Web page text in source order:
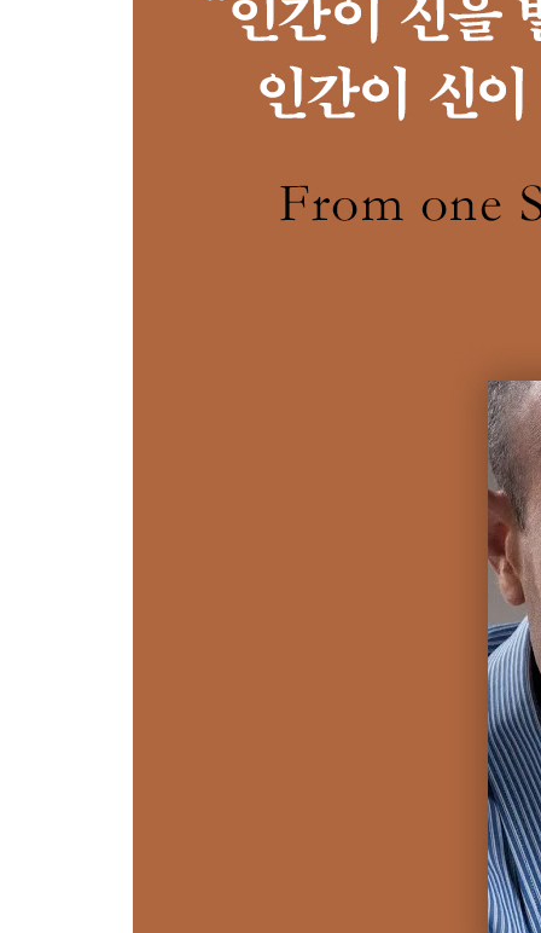
18. 끝없는 혁명
19. 그리고 그들은 행복하게 살았다
20. 호모 사피엔스의 종말